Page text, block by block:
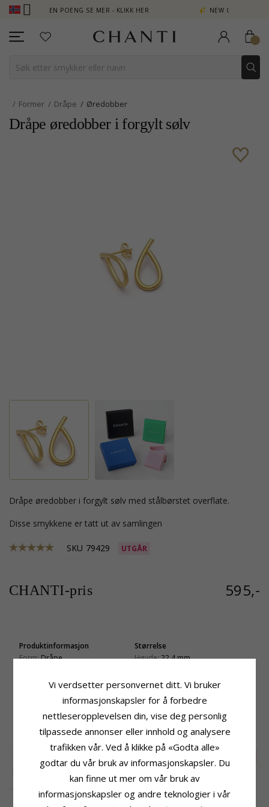
- TJEN POENG SE MER - KLIKK HER NEW COLLECTION | AURA
Former Dråpe Øredobber
Dråpe øredobber i forgylt sølv
dråpe øredobber i forgylt sølv med stålbørstet overflate.
Disse smykkene er tatt ut av samlingen
SKU 79429 UTGÅR
CHANTI-pris 595,-
Produktinformasjon
Form:Dråpe
Edelmetall: Forgylt Sølv
Størrelse
Høyde:22,4 mm
Leveringstid
Leveringstid:Ca. 5-10 Hverdager
KUNDER KJØPER OGSÅ
Vi verdsetter personvernet ditt. Vi bruker
informasjonskapsler for å forbedre
nettleseropplevelsen din, vise deg personlig
tilpassede annonser eller innhold og analysere
trafikken vår. Ved å klikke på «Godta alle»
godtar du vår bruk av informasjonskapsler. Du
kan finne ut mer om vår bruk av
informasjonskapsler og andre teknologier i vår